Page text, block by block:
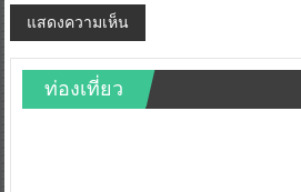
ท่องเที่ยว